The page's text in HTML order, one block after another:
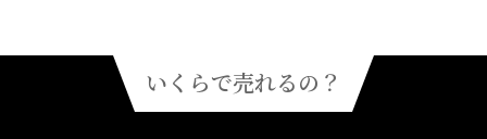
いくらで売れるの？